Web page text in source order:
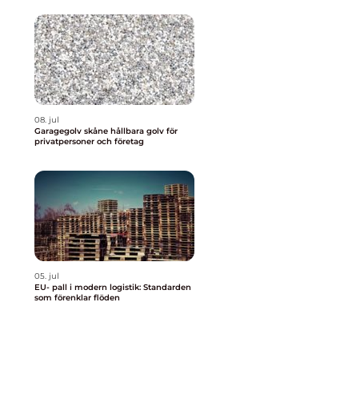
08. jul
Garagegolv skåne hållbara golv för
privatpersoner och företag
05. jul
EU- pall i modern logistik: Standarden
som förenklar flöden